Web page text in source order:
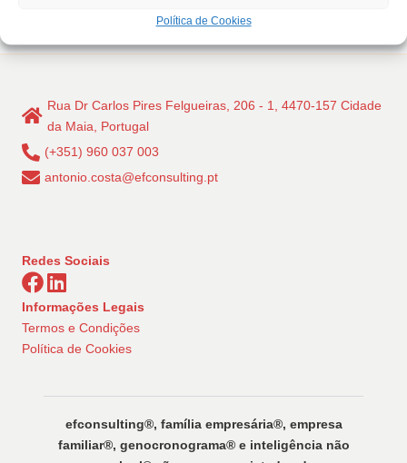
Política de Cookies
Rua Dr Carlos Pires Felgueiras, 206 - 1, 4470-157 Cidade
da Maia, Portugal
(+351) 960 037 003
antonio.costa@efconsulting.pt
Redes Sociais
Informações Legais
Termos e Condições
Política de Cookies
efconsulting®️, família empresária®️, empresa
familiar®️, genocronograma®️ e inteligência não